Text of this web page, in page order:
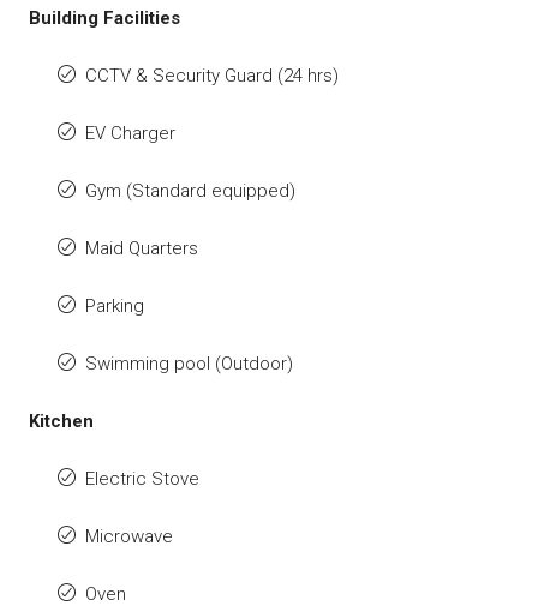
Building Facilities
CCTV & Security Guard (24 hrs)
EV Charger
Gym (Standard equipped)
Maid Quarters
Parking
Swimming pool (Outdoor)
Kitchen
Electric Stove
Microwave
Oven